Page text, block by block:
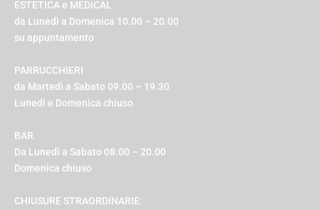
ESTETICA e MEDICAL
da Lunedì a Domenica 10.00 – 20.00
su appuntamento
PARRUCCHIERI
da Martedì a Sabato 09.00 – 19.30
Lunedì e Domenica chiuso
BAR
Da Lunedì a Sabato 08.00 – 20.00
Domenica chiuso
CHIUSURE STRAORDINARIE: